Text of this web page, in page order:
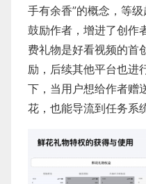
手有余香”的概念，等
鼓励作者，增进了创作
费礼物是好看视频的首
励，后续其他平台也进
下，当用户想给作者赠
花，也能导流到任务系